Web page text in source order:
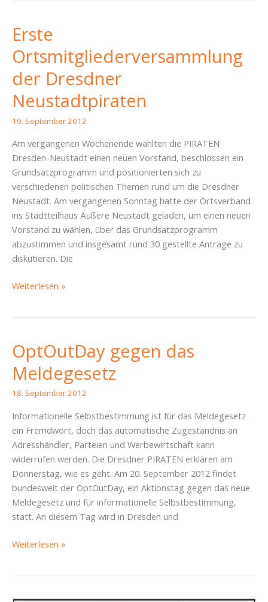
Doppelhaushaltes,
kritisieren
aber
Zustandekommen
Erste
Ortsmitgliederversammlung
der Dresdner
Neustadtpiraten
19. September 2012
Am vergangenen Wochenende wählten die PIRATEN
Dresden-Neustadt einen neuen Vorstand, beschlossen ein
Grundsatzprogramm und positionierten sich zu
verschiedenen politischen Themen rund um die Dresdner
Neustadt. Am vergangenen Sonntag hatte der Ortsverband
ins Stadtteilhaus Äußere Neustadt geladen, um einen neuen
Vorstand zu wählen, über das Grundsatzprogramm
abzustimmen und insgesamt rund 30 gestellte Anträge zu
diskutieren. Die
Erste
Neustadtpiraten
Weiterlesen »
OptOutDay gegen das
Meldegesetz
18. September 2012
Informationelle Selbstbestimmung ist für das Meldegesetz
ein Fremdwort, doch das automatische Zugeständnis an
Adresshändler, Parteien und Werbewirtschaft kann
widerrufen werden. Die Dresdner PIRATEN erklären am
Donnerstag, wie es geht. Am 20. September 2012 findet
bundesweit der OptOutDay, ein Aktionstag gegen das neue
Meldegesetz und für informationelle Selbstbestimmung,
statt. An diesem Tag wird in Dresden und
OptOutDay
Weiterlesen »